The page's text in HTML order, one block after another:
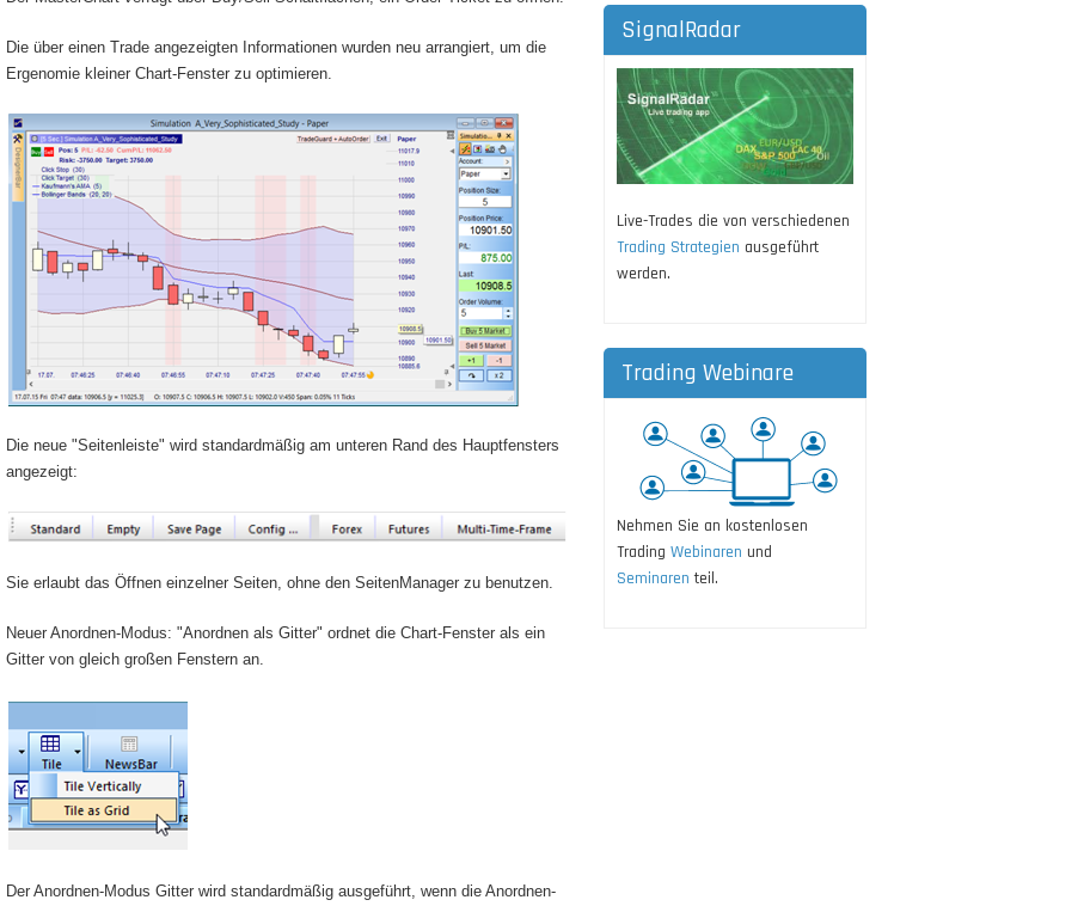
Die über einen Trade angezeigten Informationen wurden neu arrangiert, um die
Ergenomie kleiner Chart-Fenster zu optimieren.
Die neue "Seitenleiste" wird standardmäßig am unteren Rand des Hauptfensters
angezeigt:
Sie erlaubt das Öffnen einzelner Seiten, ohne den SeitenManager zu benutzen.
Neuer Anordnen-Modus: "Anordnen als Gitter" ordnet die Chart-Fenster als ein
Gitter von gleich großen Fenstern an.
Der Anordnen-Modus Gitter wird standardmäßig ausgeführt, wenn die Anordnen-
SignalRadar
Live-Trades die von verschiedenen
Trading Strategien ausgeführt
werden.
Trading Webinare
Nehmen Sie an kostenlosen
Trading Webinaren und
Seminaren teil.